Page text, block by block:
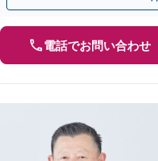
電話でお問い合わせ